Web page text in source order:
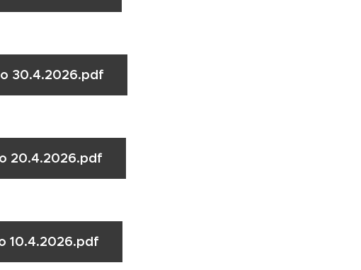
30.4.2026.pdf
20.4.2026.pdf
10.4.2026.pdf